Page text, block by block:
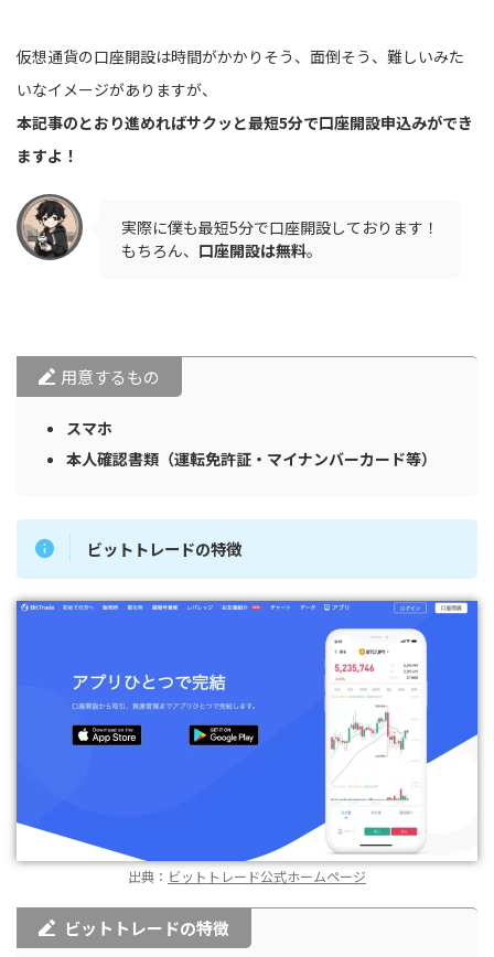
仮想通貨の口座開設は時間がかかりそう、面倒そう、難しいみた
いなイメージがありますが、
本記事のとおり進めればサクッと最短5分で口座開設申込みができ
ますよ！
実際に僕も最短5分で口座開設しております！
もちろん、 口座開設は無料。
用意するもの
スマホ
本人確認書類（運転免許証・マイナンバーカード等）
ビットトレードの特徴
出典： ビットトレード公式ホームページ
ビットトレードの特徴